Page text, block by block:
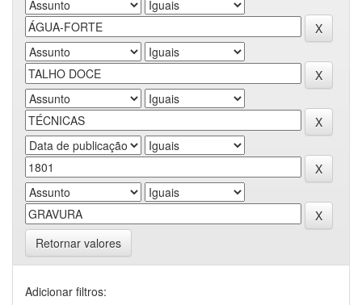
Retornar valores
Adicionar filtros: